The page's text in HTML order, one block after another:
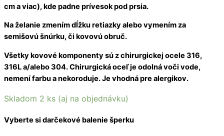
cm a viac), kde padne prívesok pod prsia.
Na želanie zmením dĺžku retiazky alebo vymením za
semišovú šnúrku, či kovovú obruč.
Všetky kovové komponenty sú z chirurgickej ocele 316,
316L a/alebo 304.Chirurgická oceľ je odolná voči vode,
nemení farbu a nekoroduje. Je vhodná pre alergikov.
Skladom 2 ks (aj na objednávku)
Vyberte si darčekové balenie šperku